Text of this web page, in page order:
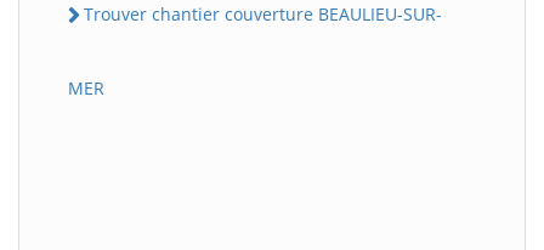
Trouver chantier couverture BEAULIEU-SUR-
MER